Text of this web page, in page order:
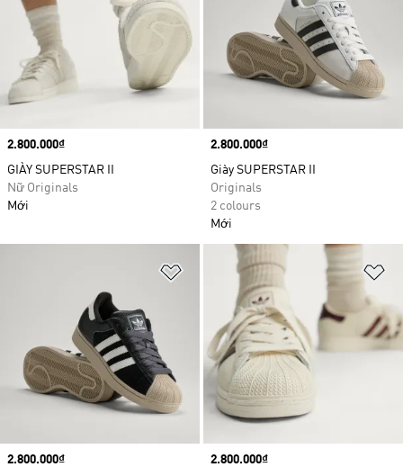
Price
2.800.000₫
GIÀY SUPERSTAR II
Nữ Originals
Mới
Price
2.800.000₫
Giày SUPERSTAR II
Originals
2 colours
Mới
Add to Wishlist
Price
2.800.000₫
Price
2.800.000₫